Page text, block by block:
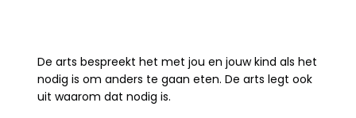
De arts bespreekt het met jou en jouw kind als het
nodig is om anders te gaan eten. De arts legt ook
uit waarom dat nodig is.